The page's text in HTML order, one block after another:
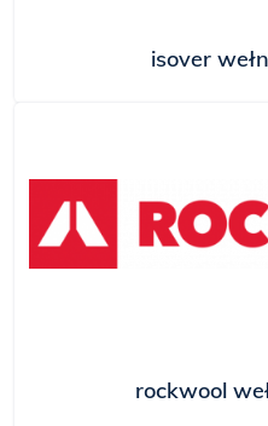
isover
rockwool